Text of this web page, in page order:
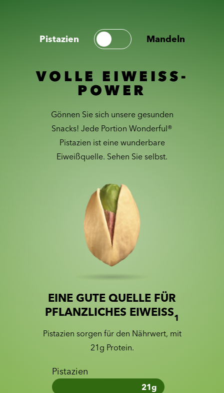
Pistazien Mandeln
VOLLE EIWEISS-
POWER
Gönnen Sie sich unsere gesunden
Snacks! Jede Portion Wonderful®
Pistazien ist eine wunderbare
Eiweißquelle. Sehen Sie selbst.
Slider with nutrition information
Slide 1 of 2
EINE GUTE QUELLE FÜR
PFLANZLICHES EIWEISS1
Pistazien sorgen für den Nährwert, mit
21g Protein.
Pistazien
21g